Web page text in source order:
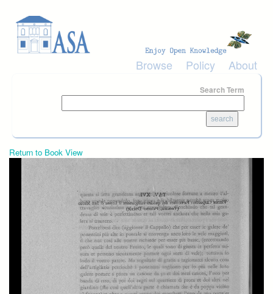
Browse Policy About
Search Term
Return to Book View